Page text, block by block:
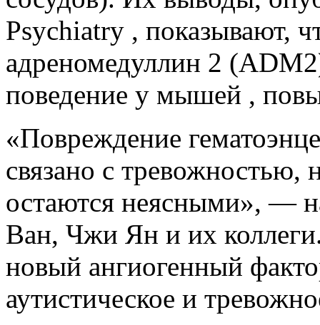
Psychiatry , показывают,
адреномедуллин 2
поведение у мышей ,
«Повреждение
связано с тревожностью,
остаются неясными», —
Ван, Чжи Ян и их
новый ангиогенный
аутистическое и